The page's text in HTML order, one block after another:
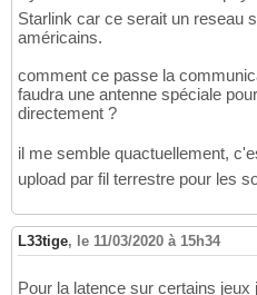
Starlink car ce serait un reseau
américains.
comment ce passe la
faudra une antenne spéciale
directement ?
il me semble quactuellement,
upload par fil terrestre pour les
L33tige, le 11/03/2020 à 15h34
Pour la latence sur certains